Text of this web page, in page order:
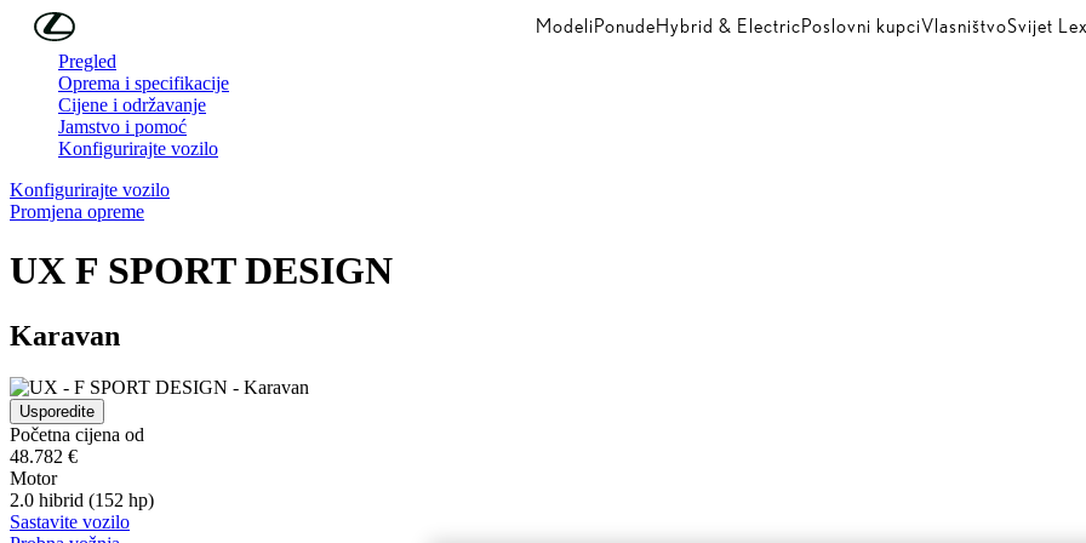
Skip to Main Content ModeliPonudeHybrid & ElectricPoslovni kupciVlasništvoSvijet
Pregled
Oprema i specifikacije
Cijene i održavanje
Jamstvo i pomoć
Konfigurirajte vozilo
Konfigurirajte vozilo
Promjena opreme
UX F SPORT DESIGN
Karavan
Usporedite
Početna cijena od
48.782 €
Motor
2.0 hibrid (152 hp)
Sastavite vozilo